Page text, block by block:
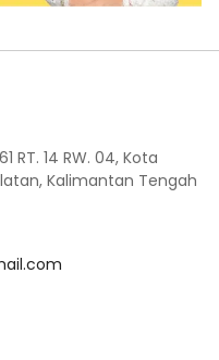
RT. 14 RW. 04, Kota
Kalimantan Tengah